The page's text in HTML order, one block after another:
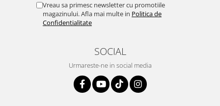
Vreau sa primesc newsletter cu promotiile
magazinului. Afla mai multe in Politica de
Confidentialitate
SOCIAL
Urmareste-ne in social media